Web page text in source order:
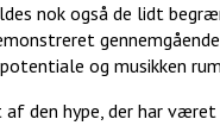
nok også de lidt
og musikken
den hype, der har